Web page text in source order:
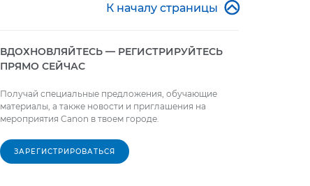
К началу страницы 
ВДОХНОВЛЯЙТЕСЬ — РЕГИСТРИРУЙТЕСЬ
ПРЯМО СЕЙЧАС
Получай специальные предложения, обучающие
материалы, а также новости и приглашения на
мероприятия Canon в твоем городе.
ЗАРЕГИСТРИРОВАТЬСЯ